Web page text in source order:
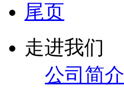
尾页
走进我们
公司简介